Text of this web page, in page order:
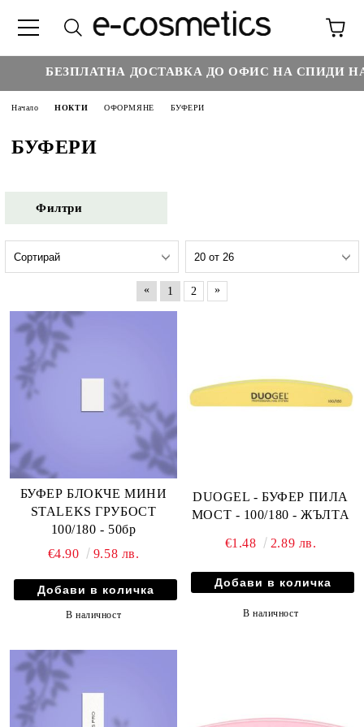
БЕЗПЛАТНА ДОСТАВКА ДО ОФИС НА СПИДИ НАД :
Начало НОКТИ ОФОРМЯНЕ БУФЕРИ
БУФЕРИ
Филтри
« 1 2 »
БУФЕР БЛОКЧЕ МИНИ
STALEKS ГРУБОСТ
100/180 - 50бр
€4.90
9.58 лв.
В наличност
DUOGEL - БУФЕР ПИЛА
МОСТ - 100/180 - ЖЪЛТА
€1.48 2.89 лв.
В наличност